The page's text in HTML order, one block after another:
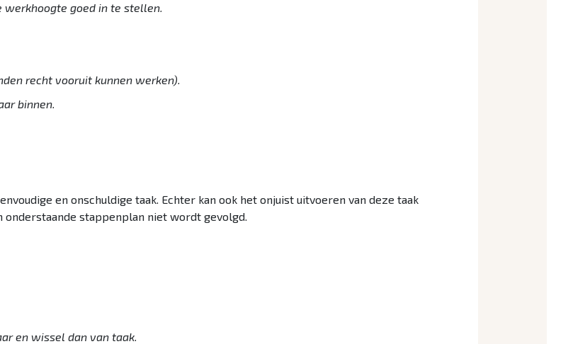
werkhoogte goed in te stellen.
recht vooruit kunnen werken).
binnen.
en onschuldige taak. Echter kan ook het onjuist uitvoeren van deze taak
stappenplan niet wordt gevolgd.
en wissel dan van taak.